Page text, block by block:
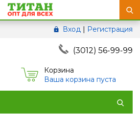
Вход | Регистрация
(3012) 56-99-99
Корзина
Ваша корзина пуста